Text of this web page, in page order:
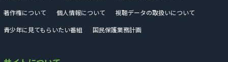
著作権について
個人情報について
視聴データの取扱いについて
青少年に見てもらいたい番組
国民保護業務計画